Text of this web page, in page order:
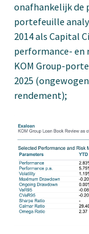
onafhankelijk de
portefeuille
2014 als Capital
performance- en
KOM Group-
2025
rendement);